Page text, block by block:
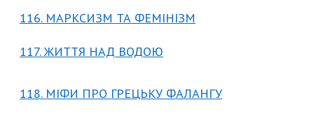
116. МАРКСИЗМ ТА ФЕМІНІЗМ
117. ЖИТТЯ НАД ВОДОЮ
118. МІФИ ПРО ГРЕЦЬКУ ФАЛАНГУ